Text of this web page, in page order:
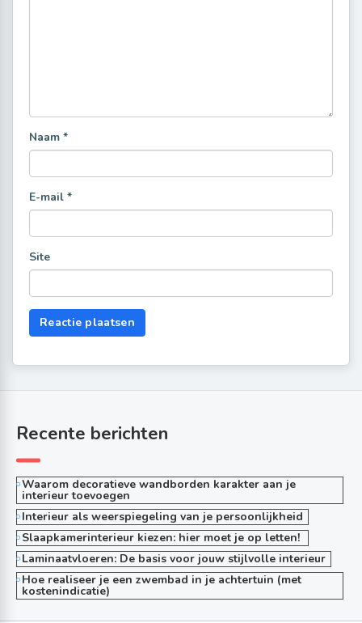
Naam *
E-mail *
Site
Recente berichten
Waarom decoratieve wandborden karakter aan je
interieur toevoegen
Interieur als weerspiegeling van je persoonlijkheid
Slaapkamerinterieur kiezen: hier moet je op letten!
Laminaatvloeren: De basis voor jouw stijlvolle interieur
Hoe realiseer je een zwembad in je achtertuin (met
kostenindicatie)